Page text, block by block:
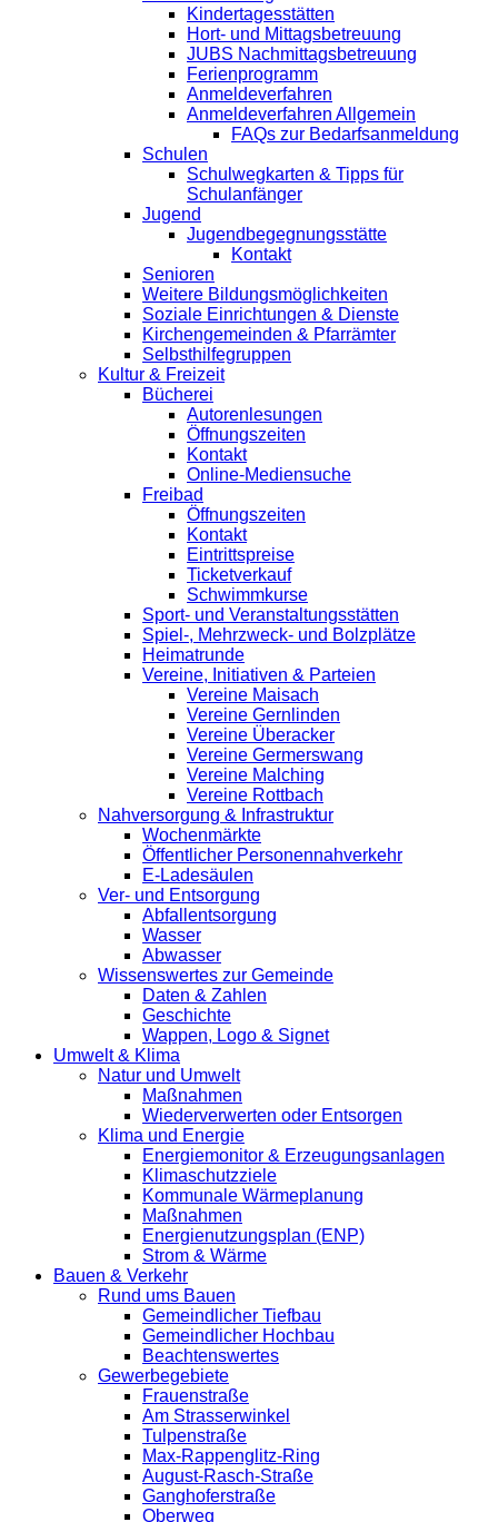
Kindertagesstätten
Hort- und Mittagsbetreuung
JUBS Nachmittagsbetreuung
Ferienprogramm
Anmeldeverfahren
Anmeldeverfahren Allgemein
FAQs zur Bedarfsanmeldung
Schulen
Schulwegkarten & Tipps für
Schulanfänger
Jugend
Jugendbegegnungsstätte
Kontakt
Senioren
Weitere Bildungsmöglichkeiten
Soziale Einrichtungen & Dienste
Kirchengemeinden & Pfarrämter
Selbsthilfegruppen
Kultur & Freizeit
Bücherei
Autorenlesungen
Öffnungszeiten
Kontakt
Online-Mediensuche
Freibad
Öffnungszeiten
Kontakt
Eintrittspreise
Ticketverkauf
Schwimmkurse
Sport- und Veranstaltungsstätten
Spiel-, Mehrzweck- und Bolzplätze
Heimatrunde
Vereine, Initiativen & Parteien
Vereine Maisach
Vereine Gernlinden
Vereine Überacker
Vereine Germerswang
Vereine Malching
Vereine Rottbach
Nahversorgung & Infrastruktur
Wochenmärkte
Öffentlicher Personennahverkehr
E-Ladesäulen
Ver- und Entsorgung
Abfallentsorgung
Wasser
Abwasser
Wissenswertes zur Gemeinde
Daten & Zahlen
Geschichte
Wappen, Logo & Signet
Umwelt & Klima
Natur und Umwelt
Maßnahmen
Wiederverwerten oder Entsorgen
Klima und Energie
Energiemonitor & Erzeugungsanlagen
Klimaschutzziele
Kommunale Wärmeplanung
Maßnahmen
Energienutzungsplan (ENP)
Strom & Wärme
Bauen & Verkehr
Rund ums Bauen
Gemeindlicher Tiefbau
Gemeindlicher Hochbau
Beachtenswertes
Gewerbegebiete
Frauenstraße
Am Strasserwinkel
Tulpenstraße
Max-Rappenglitz-Ring
August-Rasch-Straße
Ganghoferstraße
Oberweg